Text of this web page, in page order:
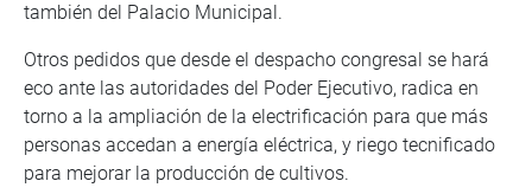
también del Palacio Municipal.
Otros pedidos que desde el despacho congresal se hará
eco ante las autoridades del Poder Ejecutivo, radica en
torno a la ampliación de la electrificación para que más
personas accedan a energía eléctrica, y riego tecnificado
para mejorar la producción de cultivos.